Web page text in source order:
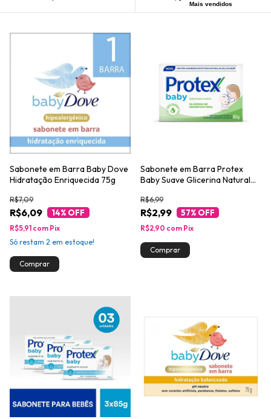
Mais vendidos
Sabonete em Barra Baby Dove
Hidratação Enriquecida 75g
R$6,09
R$7,09
14% OFF
R$5,91 com Pix
Só restam 2 em estoque!
Sabonete em Barra Protex
Baby Suave Glicerina Natural
R$2,99
R$6,99
57% OFF
R$2,90 com Pix